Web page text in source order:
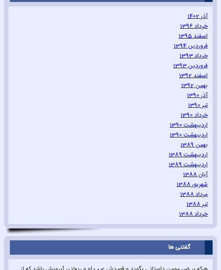
آذر 1402
خرداد 1396
اسفند 1395
فروردین 1394
خرداد 1393
فروردین 1393
اسفند 1392
بهمن 1392
آذر 1390
تیر 1390
خرداد 1390
اردیبهشت 1390
اردیبهشت 1390
بهمن 1389
اردیبهشت 1389
اردیبهشت 1389
آبان 1388
شهریور 1388
مرداد 1388
تیر 1388
خرداد 1388
گفتنی ها